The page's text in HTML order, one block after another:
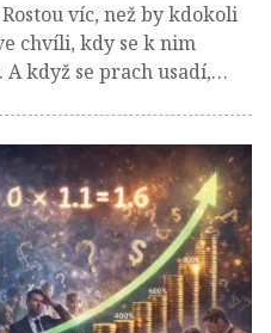
víc, než by kdokoli
chvíli, kdy se k nim
když se prach usadí,